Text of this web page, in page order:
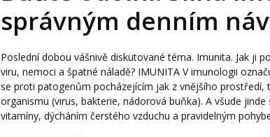
správným denním
Poslední dobou vášnivě diskutované téma. Imunita. Jak ji
viru, nemoci a špatné náladě? IMUNITA V imunologii
se proti patogenům pocházejícím jak z vnějšího prostředí,
organismu (virus, bakterie, nádorová buňka). A všude
vitamíny, dýcháním čerstého vzduchu a pravidelným